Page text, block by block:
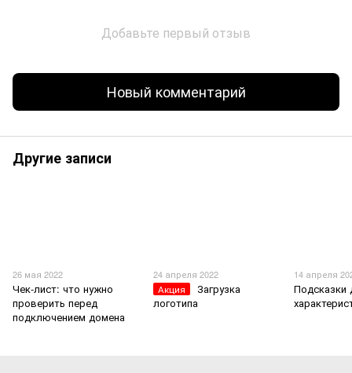
Добавьте первый отзыв
Новый комментарий
Другие записи
26 мая 2022
Чек-лист: что нужно
проверить перед
подключением домена
24 апреля 2022
Акция
Загрузка
логотипа
14 апреля
Подсказки